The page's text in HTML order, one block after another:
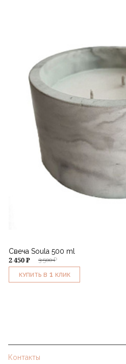
Свеча Soula 500 ml
3 500 ₽
2 450 ₽
КУПИТЬ В 1 КЛИК
Контакты